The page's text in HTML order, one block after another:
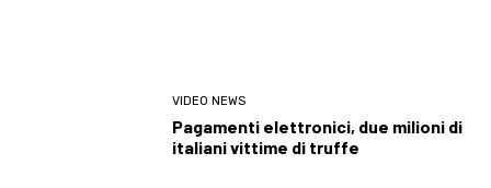
VIDEO NEWS
Pagamenti elettronici, due milioni di
italiani vittime di truffe